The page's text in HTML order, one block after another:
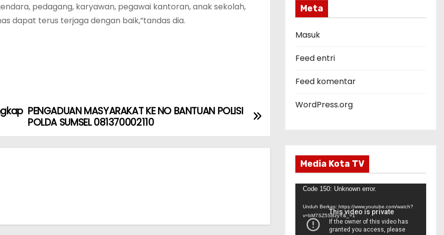
pedagang, karyawan, pegawai kantoran, anak sekolah,
dapat terus terjaga dengan baik,”tandas dia.
PENGADUAN MASYARAKAT KE NO BANTUAN POLISI
POLDA SUMSEL 081370002110
o
r
Meta
Masuk
Feed entri
Feed komentar
WordPress.org
Media Kota TV
Code 150: Unknown error.
Unduh Berkas: https://www.youtube.com/watch?
v=bM7SZ5SBzyY&_=1